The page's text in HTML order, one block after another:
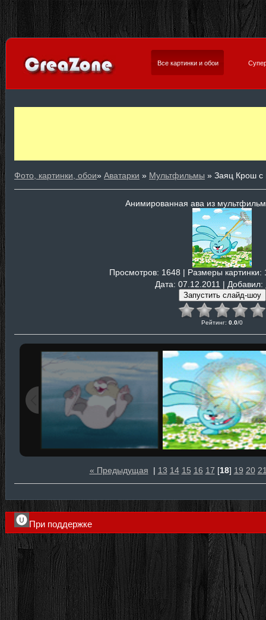
Все картинки и обои
Фото, картинки, обои» Аватарки » Мультфильмы » Заяц Крош с
Анимированная ава из
Просмотров: 1648 | Размеры картинки:
Дата: 07.12.2011 | Добавил:
Рейтинг: 0.0/0
« Предыдущая | 13 14 15 16 17 [18] 19 20
При поддержке